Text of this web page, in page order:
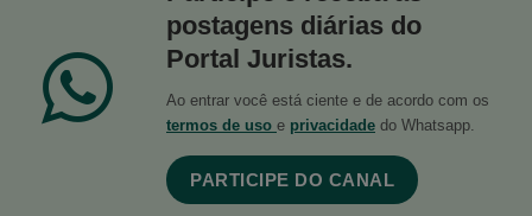
postagens diárias do
Portal Juristas.
Ao entrar você está ciente e de acordo com os
termos de uso e privacidade do Whatsapp.
PARTICIPE DO CANAL